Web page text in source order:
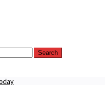
Search